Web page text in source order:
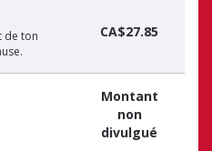
de ton
CA$27.85
Montant
non
divulgué